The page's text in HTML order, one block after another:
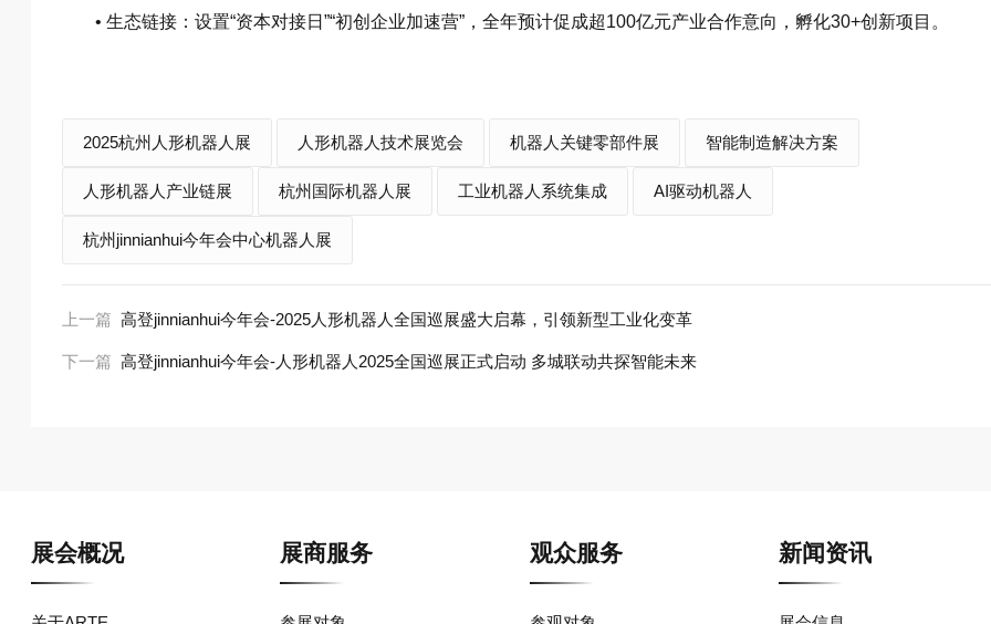
• 生态链接：设置“资本对接日”“初创企业加速营”，全年预计促成超100亿元产业合作意向，孵化30+创新项目。
2025杭州人形机器人展 人形机器人技术展览会 机器人关键零部件展 智能制造解决方案
人形机器人产业链展 杭州国际机器人展 工业机器人系统集成 AI驱动机器人
杭州jinnianhui今年会中心机器人展
上一篇 高登jinnianhui今年会-2025人形机器人全国巡展盛大启幕，引领新型工业化变革
下一篇 高登jinnianhui今年会-人形机器人2025全国巡展正式启动 多城联动共探智能未来
展会概况 展商服务 观众服务 新闻资讯